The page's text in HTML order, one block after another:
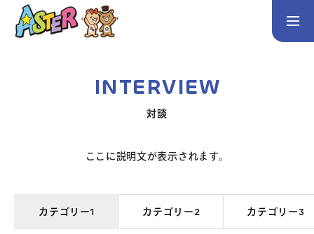
英会話／プログラミング／3Dデザイン／学童保育
INTERVIEW
対談
ここに説明文が表示されます。
カテゴリー1 カテゴリー2 カテゴリー3